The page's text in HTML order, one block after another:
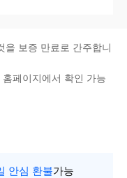
을 보증 만료로 간주합니
페이지에서 확인 가능
안심 환불가능